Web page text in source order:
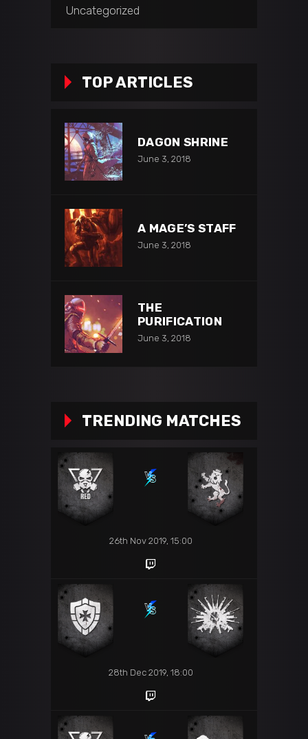
Uncategorized
TOP ARTICLES
DAGON SHRINE
June 3, 2018
A MAGE’S STAFF
June 3, 2018
THE
PURIFICATION
June 3, 2018
TRENDING MATCHES
26th Nov 2019, 15:00
28th Dec 2019, 18:00